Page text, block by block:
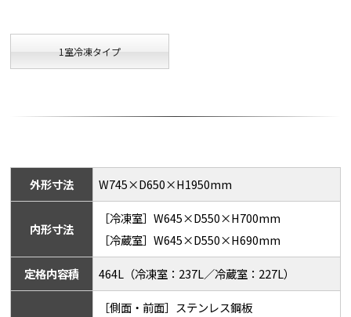
1室冷凍タイプ
外形寸法 W745×D650×H1950mm
内形寸法
［冷凍室］W645×D550×H700mm
［冷蔵室］W645×D550×H690mm
定格内容積 464L（冷凍室：237L／冷蔵室：227L）
［側面・前面］ステンレス鋼板